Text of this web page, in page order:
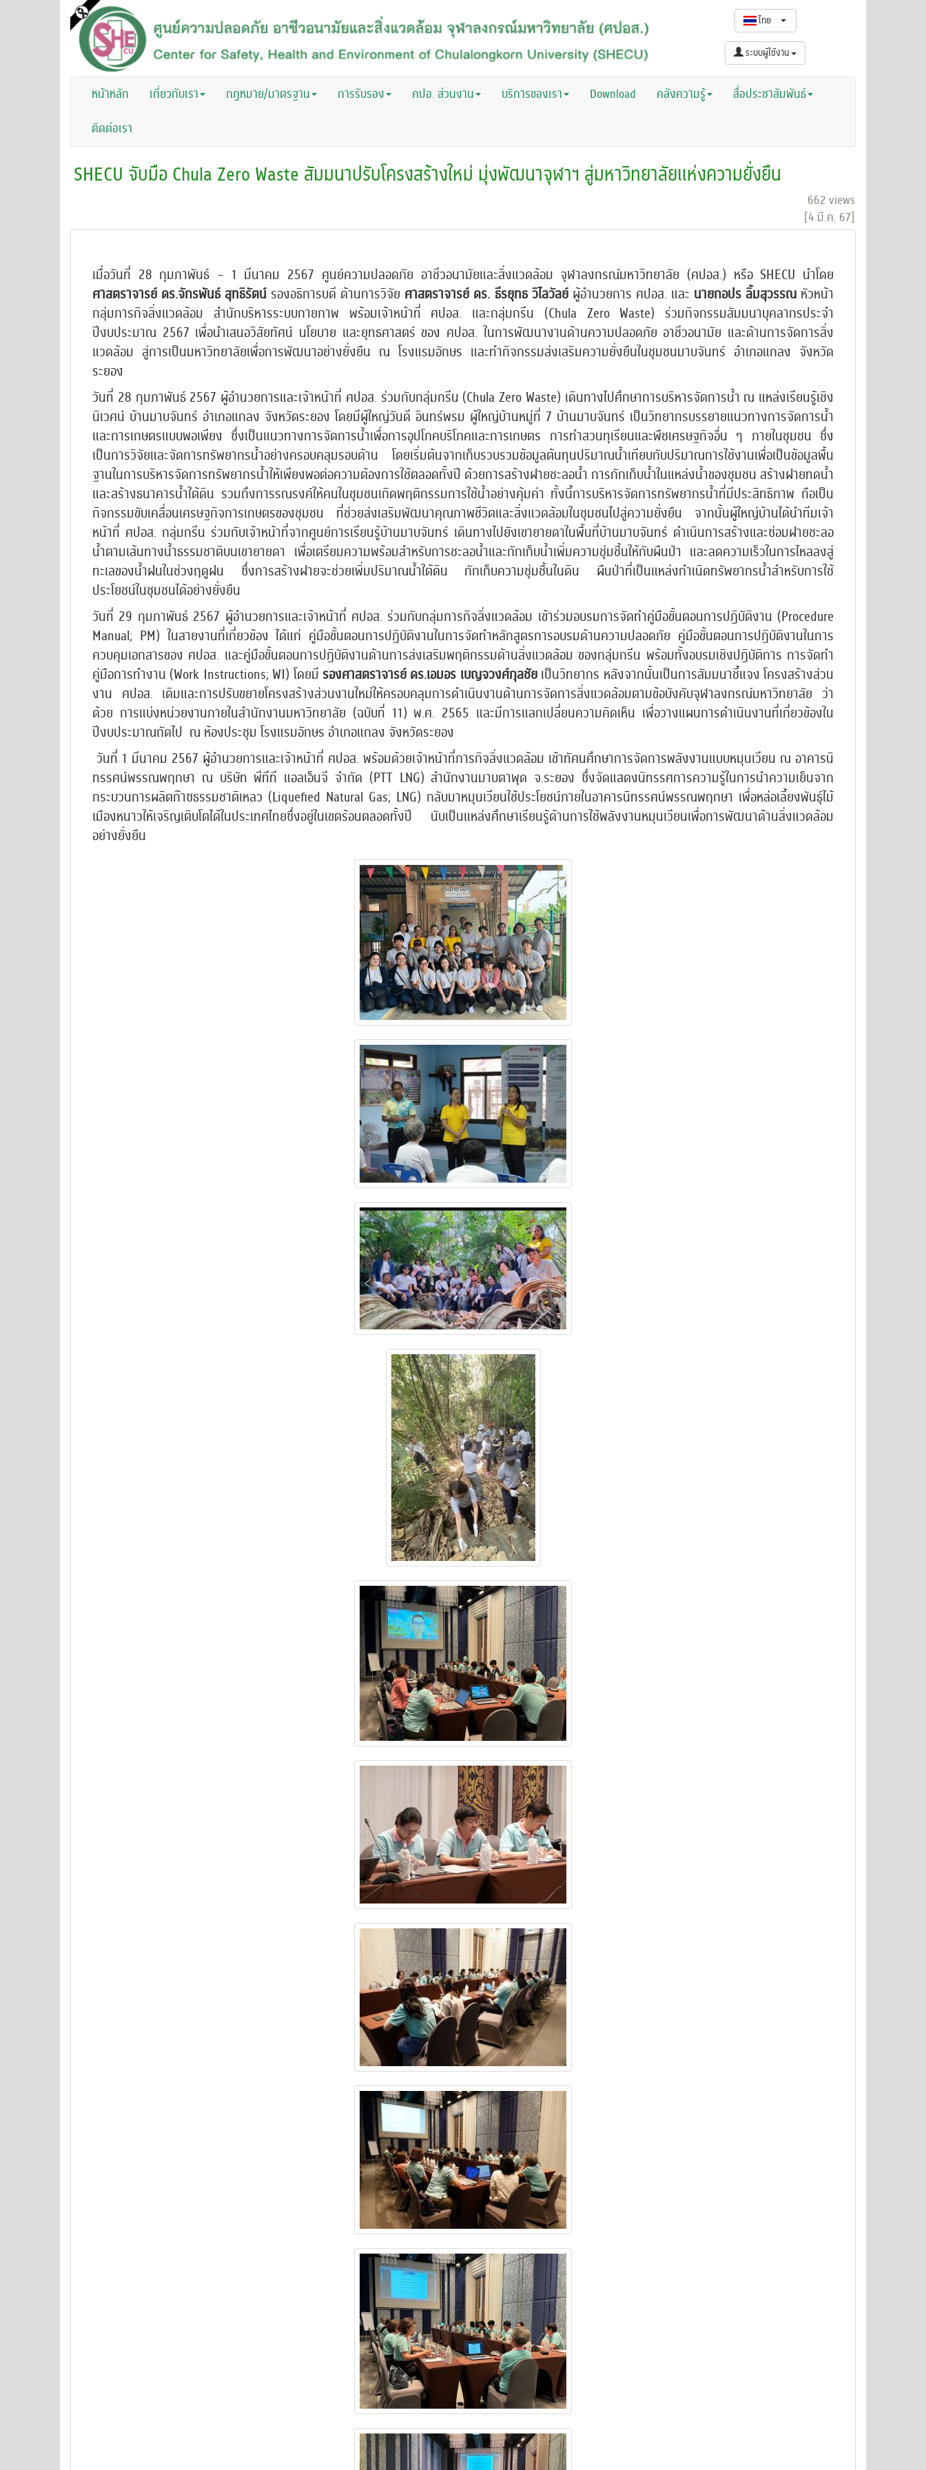
ไทย
ระบบผู้ใช้งาน
หน้าหลัก เกี่ยวกับเรา กฏหมาย/มาตรฐาน การรับรอง คปอ. ส่วนงาน บริการของเรา Download คลังความรู้
สื่อประชาสัมพันธ์
ติดต่อเรา
SHECU จับมือ Chula Zero Waste สัมมนาปรับโครงสร้างใหม่ มุ่งพัฒนาจุฬาฯ สู่มหาวิทยาลัยแห่งความยั่งยืน
662 views
[4 มี.ค. 67]
เมื่อวันที่ 28 กุมภาพันธ์ – 1 มีนาคม 2567 ศูนย์ความปลอดภัย อาชีวอนามัยและสิ่งแวดล้อม จุฬาลงกรณ์มหาวิทยาลัย (ศปอส.) หรือ SHECU นำโดย
ศาสตราจารย์ ดร.จักรพันธ์ สุทธิรัตน์ รองอธิการบดี ด้านการวิจัย ศาสตราจารย์ ดร. ธีรยุทธ วิไลวัลย์ผู้อำนวยการ ศปอส. และ นายกอปร ลิ้มสุวรรณหัวหน้า
กลุ่มภารกิจสิ่งแวดล้อม สำนักบริหารระบบกายภาพ พร้อมเจ้าหน้าที่ ศปอส. และกลุ่มกรีน (Chula Zero Waste) ร่วมกิจกรรมสัมมนาบุคลากรประจำ
ปีงบประมาณ 2567 เพื่อนำเสนอวิสัยทัศน์ นโยบาย และยุทธศาสตร์ ของ ศปอส. ในการพัฒนางานด้านความปลอดภัย อาชีวอนามัย และด้านการจัดการสิ่ง
แวดล้อม สู่การเป็นมหาวิทยาลัยเพื่อการพัฒนาอย่างยั่งยืน ณ โรงแรมอักษร และทำกิจกรรมส่งเสริมความยั่งยืนในชุมชนมาบจันทร์ อำเภอแกลง จังหวัด
ระยอง
วันที่ 28 กุมภาพันธ์ 2567 ผู้อำนวยการและเจ้าหน้าที่ ศปอส. ร่วมกับกลุ่มกรีน (Chula Zero Waste) เดินทางไปศึกษาการบริหารจัดการน้ำ ณ แหล่งเรียนรู้เชิง
นิเวศน์ บ้านมาบจันทร์ อำเภอแกลง จังหวัดระยอง โดยมีผู้ใหญ่วันดี อินทร์พรม ผู้ใหญ่บ้านหมู่ที่ 7 บ้านมาบจันทร์ เป็นวิทยากรบรรยายแนวทางการจัดการน้ำ
และการเกษตรแบบพอเพียง ซึ่งเป็นแนวทางการจัดการน้ำเพื่อการอุปโภคบริโภคและการเกษตร การทำสวนทุเรียนและพืชเศรษฐกิจอื่น ๆ ภายในชุมชน ซึ่ง
เป็นการวิจัยและจัดการทรัพยากรน้ำอย่างครอบคลุมรอบด้าน โดยเริ่มต้นจากเก็บรวบรวมข้อมูลต้นทุนปริมาณน้ำเทียบกับปริมาณการใช้งานเพื่อเป็นข้อมูลพื้น
ฐานในการบริหารจัดการทรัพยากรน้ำให้เพียงพอต่อความต้องการใช้ตลอดทั้งปี ด้วยการสร้างฝายชะลอน้ำ การกักเก็บน้ำในแหล่งน้ำของชุมชน สร้างฝายทดน้ำ
และสร้างธนาคารน้ำใต้ดิน รวมถึงการรณรงค์ให้คนในชุมชนเกิดพฤติกรรมการใช้น้ำอย่างคุ้มค่า ทั้งนี้การบริหารจัดการทรัพยากรน้ำที่มีประสิทธิภาพ ถือเป็น
กิจกรรมขับเคลื่อนเศรษฐกิจการเกษตรของชุมชน ที่ช่วยส่งเสริมพัฒนาคุณภาพชีวิตและสิ่งแวดล้อมในชุมชนไปสู่ความยั่งยืน จากนั้นผู้ใหญ่บ้านได้นำทีมเจ้า
หน้าที่ ศปอส. กลุ่มกรีน ร่วมกับเจ้าหน้าที่จากศูนย์การเรียนรู้บ้านมาบจันทร์ เดินทางไปยังเขายายดาในพื้นที่บ้านมาบจันทร์ ดำเนินการสร้างและซ่อมฝายชะลอ
น้ำตามเส้นทางน้ำธรรมชาติบนเขายายดา เพื่อเตรียมความพร้อมสำหรับการชะลอน้ำและกักเก็บน้ำเพิ่มความชุ่มชื้นให้กับผืนป่า และลดความเร็วในการไหลลงสู่
ทะเลของน้ำฝนในช่วงฤดูฝน ซึ่งการสร้างฝายจะช่วยเพิ่มปริมาณน้ำใต้ดิน กักเก็บความชุ่มชื้นในดิน ผืนป่าที่เป็นแหล่งกำเนิดทรัพยากรน้ำสำหรับการใช้
ประโยชน์ในชุมชนได้อย่างยั่งยืน
วันที่ 29 กุมภาพันธ์ 2567 ผู้อำนวยการและเจ้าหน้าที่ ศปอส. ร่วมกับกลุ่มภารกิจสิ่งแวดล้อม เข้าร่วมอบรมการจัดทำคู่มือขั้นตอนการปฏิบัติงาน (Procedure
Manual; PM) ในสายงานที่เกี่ยวข้อง ได้แก่ คู่มือขั้นตอนการปฏิบัติงานในการจัดทำหลักสูตรการอบรมด้านความปลอดภัย คู่มือขั้นตอนการปฏิบัติงานในการ
ควบคุมเอกสารของ ศปอส. และคู่มือขั้นตอนการปฏิบัติงานด้านการส่งเสริมพฤติกรรมด้านสิ่งแวดล้อม ของกลุ่มกรีน พร้อมทั้งอบรมเชิงปฏิบัติการ การจัดทำ
คู่มือการทำงาน (Work Instructions; WI) โดยมี รองศาสตราจารย์ ดร.เอมอร เบญจวงศ์กุลชัยเป็นวิทยากร หลังจากนั้นเป็นการสัมมนาชี้แจง โครงสร้างส่วน
งาน ศปอส. เดิมและการปรับขยายโครงสร้างส่วนงานใหม่ให้ครอบคลุมการดำเนินงานด้านการจัดการสิ่งแวดล้อมตามข้อบังคับจุฬาลงกรณ์มหาวิทยาลัย ว่า
ด้วย การแบ่งหน่วยงานภายในสำนักงานมหาวิทยาลัย (ฉบับที่ 11) พ.ศ. 2565 และมีการแลกเปลี่ยนความคิดเห็น เพื่อวางแผนการดำเนินงานที่เกี่ยวข้องใน
ปีงบประมาณถัดไป ณ ห้องประชุม โรงแรมอักษร อำเภอแกลง จังหวัดระยอง
วันที่ 1 มีนาคม 2567 ผู้อำนวยการและเจ้าหน้าที่ ศปอส. พร้อมด้วยเจ้าหน้าที่ภารกิจสิ่งแวดล้อม เข้าทัศนศึกษาการจัดการพลังงานแบบหมุนเวียน ณ อาคารนิ
ทรรศน์พรรณพฤกษา ณ บริษัท พีทีที แอลเอ็นจี จำกัด (PTT LNG) สำนักงานมาบตาพุด จ.ระยอง ซึ่งจัดแสดงนิทรรศการความรู้ในการนำความเย็นจาก
กระบวนการผลิตก๊าซธรรมชาติเหลว (Liquefied Natural Gas; LNG) กลับมาหมุนเวียนใช้ประโยชน์ภายในอาคารนิทรรศน์พรรณพฤกษา เพื่อหล่อเลี้ยงพันธุ์ไม้
เมืองหนาวให้เจริญเติบโตได้ในประเทศไทยซึ่งอยู่ในเขตร้อนตลอดทั้งปี นับเป็นแหล่งศึกษาเรียนรู้ด้านการใช้พลังงานหมุนเวียนเพื่อการพัฒนาด้านสิ่งแวดล้อม
อย่างยั่งยืน